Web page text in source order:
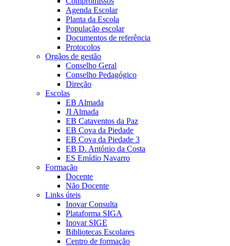
Agenda Escolar
Planta da Escola
População escolar
Documentos de referência
Protocolos
Orgãos de gestão
Conselho Geral
Conselho Pedagógico
Direção
Escolas
EB Almada
JI Almada
EB Cataventos da Paz
EB Cova da Piedade
EB Cova da Piedade 3
EB D. António da Costa
ES Emídio Navarro
Formação
Docente
Não Docente
Links úteis
Inovar Consulta
Plataforma SIGA
Inovar SIGE
Bibliotecas Escolares
Centro de formação